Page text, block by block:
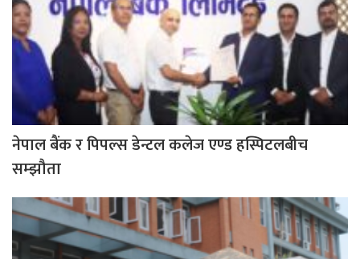
नेपाल बैंक र पिपल्स डेन्टल कलेज एण्ड हस्पिटलबीच
सम्झौता